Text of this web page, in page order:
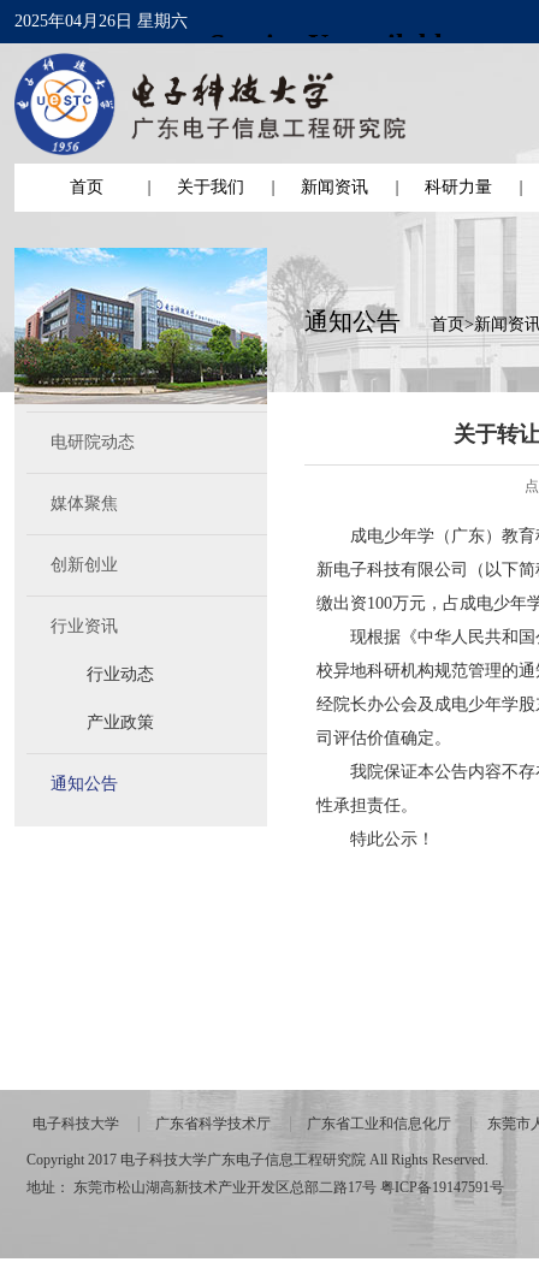
2025年04月26日 星期六
首页 关于我们 新闻资讯 科研力量
电研院动态
媒体聚焦
创新创业
行业资讯
行业动态
产业政策
通知公告
通知公告 首页>新闻资
关于转
成电少年学（广东）教育
新电子科技有限公司（以下
缴出资100万元，占成电少年
现根据《中华人民共和国
校异地科研机构规范管理的
经院长办公会及成电少年学
司评估价值确定。
我院保证本公告内容不存
性承担责任。
特此公示！
电子科技大学 广东省科学技术厅 广东省工业和信息化厅 东莞市
Copyright 2017 电子科技大学广东电子信息工程研究院 All Rights Reserved.
地址： 东莞市松山湖高新技术产业开发区总部二路17号 粤ICP备19147591号